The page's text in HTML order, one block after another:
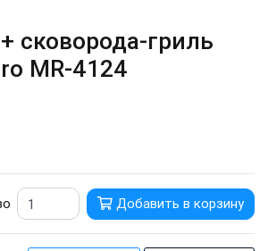
сковорода-гриль
MR-4124
Добавить в корзину